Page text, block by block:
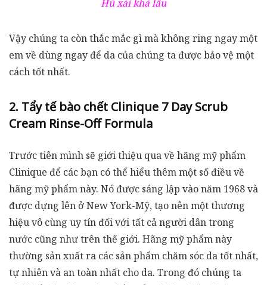
Hủ xài khá lâu
Vậy chúng ta còn thắc mắc gì mà không ring ngay một
em về dùng ngay để da của chúng ta được bảo vệ một
cách tốt nhất.
2. Tẩy tế bào chết Clinique 7 Day Scrub
Cream Rinse-Off Formula
Trước tiên mình sẽ giới thiệu qua về hãng mỹ phẩm
Clinique để các bạn có thể hiểu thêm một số điều về
hãng mỹ phẩm này. Nó được sáng lập vào năm 1968 và
được dựng lên ở New York-Mỹ, tạo nên một thương
hiệu vô cùng uy tín đối với tất cả người dân trong
nước cũng như trên thế giới. Hãng mỹ phẩm này
thường sản xuất ra các sản phẩm chăm sóc da tốt nhất,
tự nhiên và an toàn nhất cho da. Trong đó chúng ta